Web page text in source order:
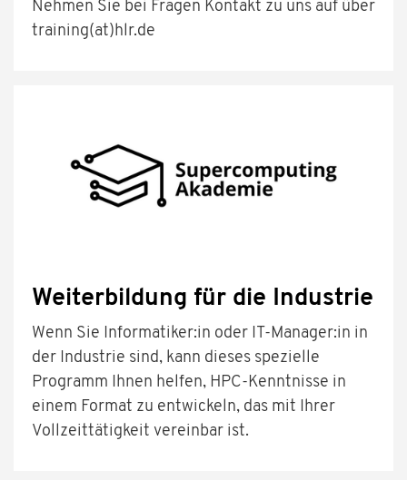
Nehmen Sie bei Fragen Kontakt zu uns auf über
training(at)hlr.de
Weiterbildung für die Industrie
Wenn Sie Informatiker:in oder IT-Manager:in in
der Industrie sind, kann dieses spezielle
Programm Ihnen helfen, HPC-Kenntnisse in
einem Format zu entwickeln, das mit Ihrer
Vollzeittätigkeit vereinbar ist.